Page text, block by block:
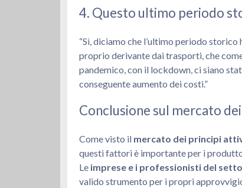
4. Questo ultimo periodo
“Sì, diciamo che l’ultimo periodo storico
proprio derivante dai trasporti, che
pandemico, con il lockdown, ci siano
conseguente aumento dei costi.”
Conclusione sul mercato
Come visto il mercato dei principi
questi fattori è importante per i
Le imprese e i professionisti del
valido strumento per i propri